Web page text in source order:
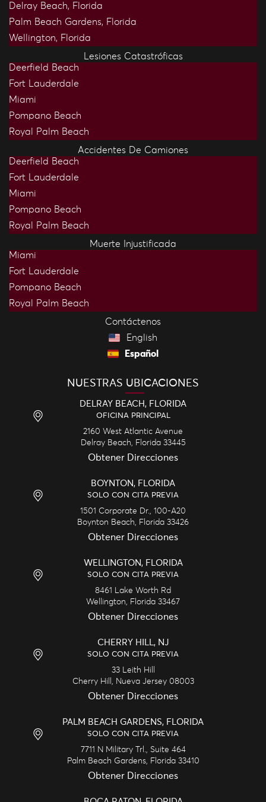
Delray Beach, Florida
Palm Beach Gardens, Florida
Wellington, Florida
Lesiones Catastróficas
Deerfield Beach
Fort Lauderdale
Miami
Pompano Beach
Royal Palm Beach
Accidentes De Camiones
Deerfield Beach
Fort Lauderdale
Miami
Pompano Beach
Royal Palm Beach
Muerte Injustificada
Miami
Fort Lauderdale
Pompano Beach
Royal Palm Beach
Contáctenos
English
Español
NUESTRAS UBICACIONES
DELRAY BEACH, FLORIDA
OFICINA PRINCIPAL
2160 West Atlantic Avenue
Delray Beach,
Florida 33445
Obtener Direcciones
BOYNTON, FLORIDA
SOLO CON CITA PREVIA
1501 Corporate Dr., 100-A20
Boynton Beach,
Florida 33426
Obtener Direcciones
WELLINGTON, FLORIDA
SOLO CON CITA PREVIA
8461 Lake Worth Rd
Wellington,
Florida 33467
Obtener Direcciones
CHERRY HILL, NJ
SOLO CON CITA PREVIA
33 Leith Hill
Cherry Hill,
Nueva Jersey 08003
Obtener Direcciones
PALM BEACH GARDENS, FLORIDA
SOLO CON CITA PREVIA
7711 N Military Trl., Suite 464
Palm Beach Gardens,
Florida 33410
Obtener Direcciones